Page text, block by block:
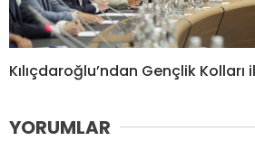
Kılıçdaroğlu’ndan Gençlik
YORUMLAR